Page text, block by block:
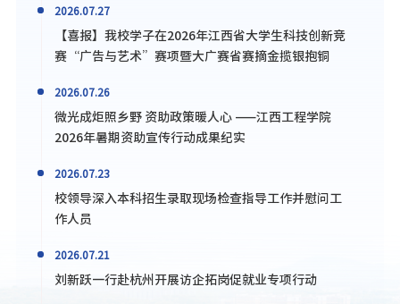
2026.07.27
【喜报】我校学子在2026年江西省大学生科技创新竞
赛“广告与艺术”赛项暨大广赛省赛摘金揽银抱铜
2026.07.26
微光成炬照乡野 资助政策暖人心 ——江西工程学院
2026年暑期资助宣传行动成果纪实
2026.07.23
校领导深入本科招生录取现场检查指导工作并慰问工
作人员
2026.07.21
刘新跃一行赴杭州开展访企拓岗促就业专项行动